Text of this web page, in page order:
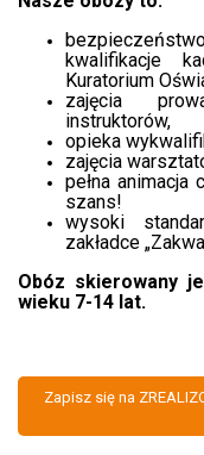
kwalifikacje
Kuratorium
zajęcia
instruktorów,
opieka
zajęcia
pełna
szans!
wysoki
zakładce
Obóz skierowany
wieku 7-14 lat.
Zapisz się na